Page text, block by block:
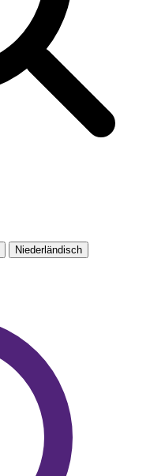
Niederländisch